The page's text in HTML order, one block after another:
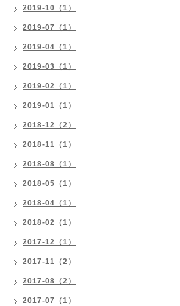
2019-10（1）
2019-07（1）
2019-04（1）
2019-03（1）
2019-02（1）
2019-01（1）
2018-12（2）
2018-11（1）
2018-08（1）
2018-05（1）
2018-04（1）
2018-02（1）
2017-12（1）
2017-11（2）
2017-08（2）
2017-07（1）